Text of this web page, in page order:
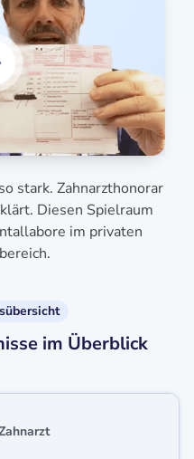
stark. Zahnarzthonorar
Diesen Spielraum
im privaten
im Überblick